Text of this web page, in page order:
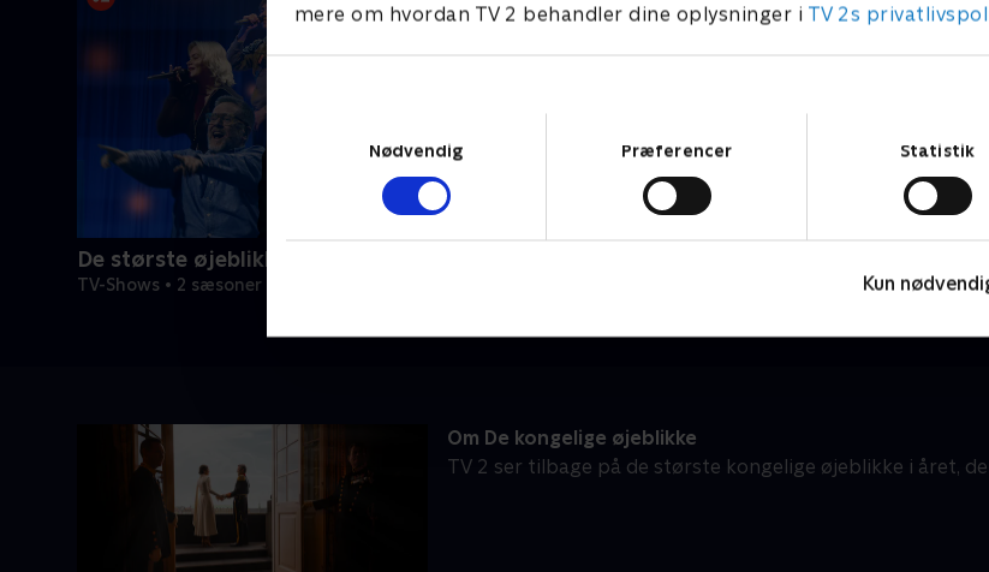
mere om hvordan TV 2 behandler dine oplysninger i TV 2s
Nødvendig
Præferencer Statistik
Kun
De største øjeblikke
TV-Shows • 2 sæsoner
Om De kongelige øjeblikke
TV 2 ser tilbage på de største kongelige øjeblikke i året,